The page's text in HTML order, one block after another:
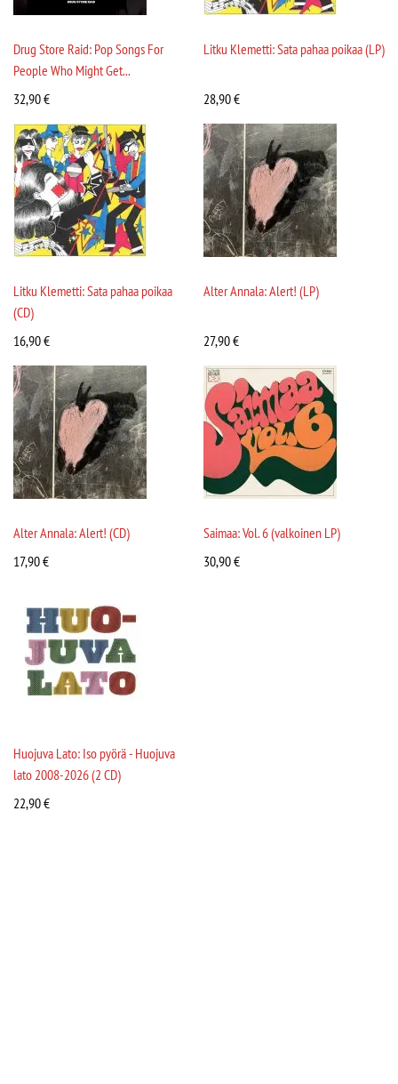
Drug Store Raid: Pop Songs For
People Who Might Get...
32,90€
Litku Klemetti: Sata pahaa poikaa (LP)
28,90€
Litku Klemetti: Sata pahaa poikaa
(CD)
16,90€
Alter Annala: Alert! (LP)
27,90€
Alter Annala: Alert! (CD)
17,90€
Saimaa: Vol. 6 (valkoinen LP)
30,90€
Huojuva Lato: Iso pyörä - Huojuva
lato 2008-2026 (2 CD)
22,90€